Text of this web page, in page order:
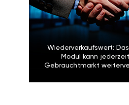
Wiederverkaufswert:
Modul kann
Gebrauchtmarkt